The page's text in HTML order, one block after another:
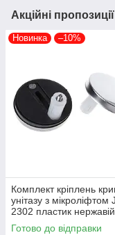
Акційні
Новинка –10%
Комплект кріплень
унітазу з мікроліфтом
2302 пластик
пара
Готово до відправки